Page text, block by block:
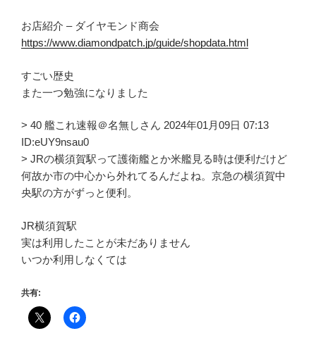
お店紹介 – ダイヤモンド商会
https://www.diamondpatch.jp/guide/shopdata.html
すごい歴史
また一つ勉強になりました
> 40 艦これ速報＠名無しさん 2024年01月09日 07:13
ID:eUY9nsau0
> JRの横須賀駅って護衛艦とか米艦見る時は便利だけど
何故か市の中心から外れてるんだよね。京急の横須賀中
央駅の方がずっと便利。
JR横須賀駅
実は利用したことが未だありません
いつか利用しなくては
共有: